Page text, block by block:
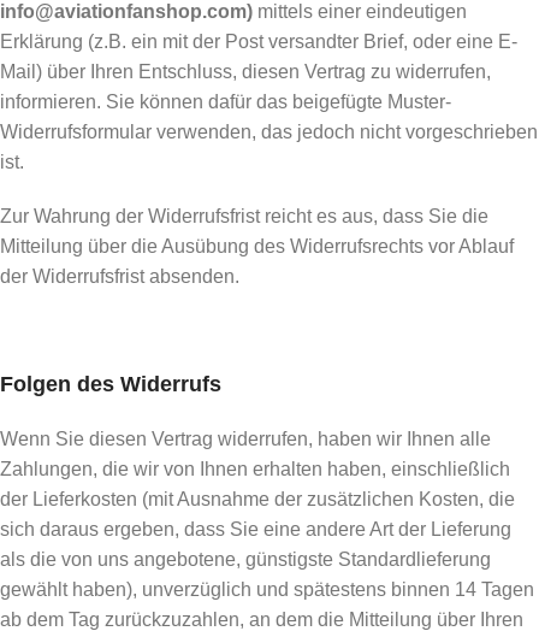
info@aviationfanshop.com) mittels einer eindeutigen
Erklärung (z.B. ein mit der Post versandter Brief, oder eine E-
Mail) über Ihren Entschluss, diesen Vertrag zu widerrufen,
informieren. Sie können dafür das beigefügte Muster-
Widerrufsformular verwenden, das jedoch nicht vorgeschrieben
ist.
Zur Wahrung der Widerrufsfrist reicht es aus, dass Sie die
Mitteilung über die Ausübung des Widerrufsrechts vor Ablauf
der Widerrufsfrist absenden.
Folgen des Widerrufs
Wenn Sie diesen Vertrag widerrufen, haben wir Ihnen alle
Zahlungen, die wir von Ihnen erhalten haben, einschließlich
der Lieferkosten (mit Ausnahme der zusätzlichen Kosten, die
sich daraus ergeben, dass Sie eine andere Art der Lieferung
als die von uns angebotene, günstigste Standardlieferung
gewählt haben), unverzüglich und spätestens binnen 14 Tagen
ab dem Tag zurückzuzahlen, an dem die Mitteilung über Ihren